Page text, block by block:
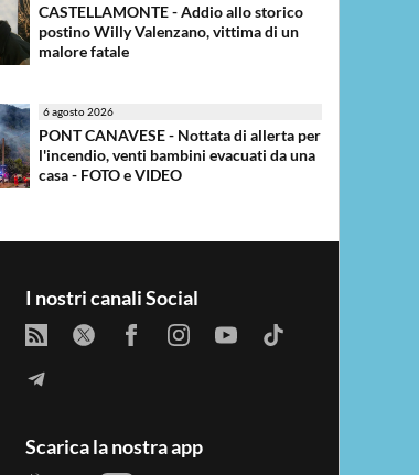
CASTELLAMONTE - Addio allo storico
postino Willy Valenzano, vittima di un
malore fatale
6 agosto 2026
PONT CANAVESE - Nottata di allerta per
l'incendio, venti bambini evacuati da una
casa - FOTO e VIDEO
I nostri canali Social
Scarica la nostra app